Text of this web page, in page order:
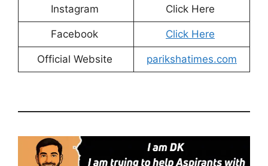
Instagram Click Here
Facebook Click Here
Official Website parikshatimes.com